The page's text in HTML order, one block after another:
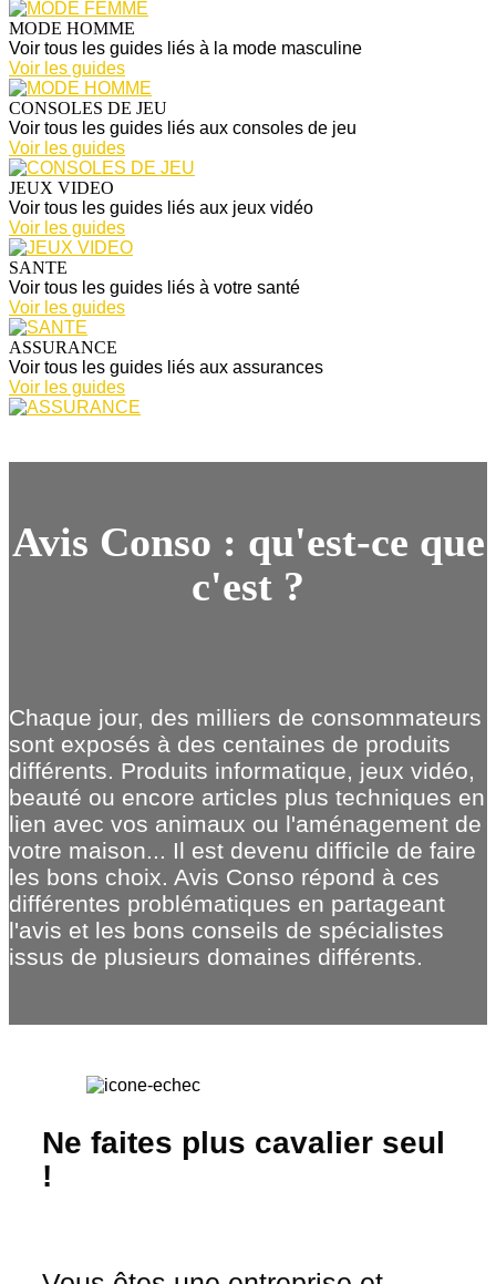
MODE HOMME
Voir tous les guides liés à la mode masculine
Voir les guides
CONSOLES DE JEU
Voir tous les guides liés aux consoles de jeu
Voir les guides
JEUX VIDEO
Voir tous les guides liés aux jeux vidéo
Voir les guides
SANTE
Voir tous les guides liés à votre santé
Voir les guides
ASSURANCE
Voir tous les guides liés aux assurances
Voir les guides
Avis Conso : qu'est-ce que
c'est ?
Chaque jour, des milliers de consommateurs
sont exposés à des centaines de produits
différents. Produits informatique, jeux vidéo,
beauté ou encore articles plus techniques en
lien avec vos animaux ou l'aménagement de
votre maison... Il est devenu difficile de faire
les bons choix. Avis Conso répond à ces
différentes problématiques en partageant
l'avis et les bons conseils de spécialistes
issus de plusieurs domaines différents.
Ne faites plus cavalier seul
!